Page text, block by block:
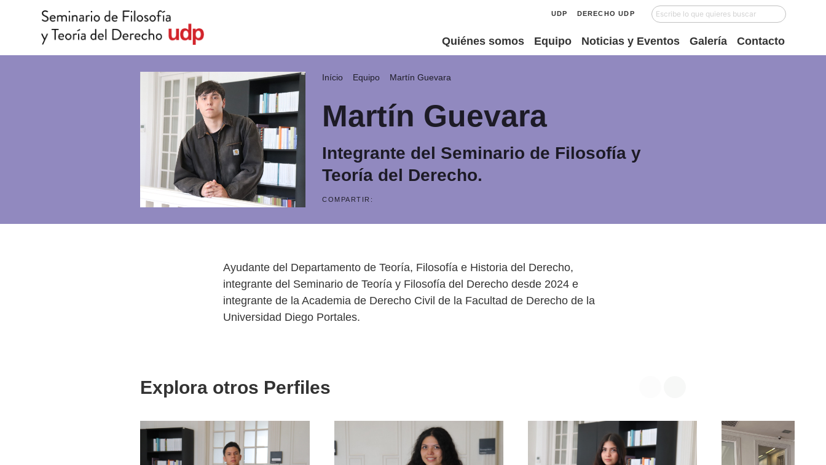
UDP DERECHO UDP
Quiénes somos Equipo Noticias y Eventos Galería Contacto
Início Equipo Martín Guevara
Martín Guevara
Integrante del Seminario de Filosofía y
Teoría del Derecho.
COMPARTIR:
Ayudante del Departamento de Teoría, Filosofía e Historia del Derecho,
integrante del Seminario de Teoría y Filosofía del Derecho desde 2024 e
integrante de la Academia de Derecho Civil de la Facultad de Derecho de la
Universidad Diego Portales.
Explora otros Perfiles